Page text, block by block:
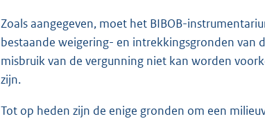
Zoals aangegeven, moet het BIBOB-
bestaande weigering- en intrekkingsgronden van
misbruik van de vergunning niet kan worden
zijn.
Tot op heden zijn de enige gronden om een